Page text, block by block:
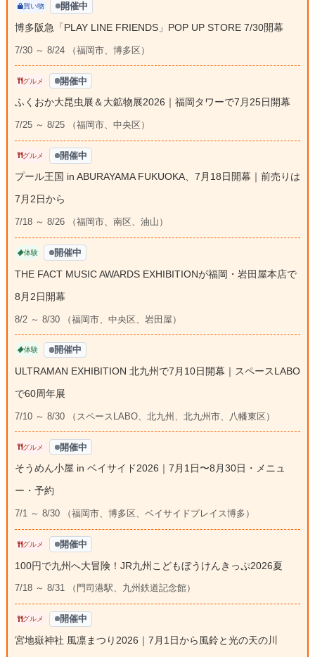
買い物 開催中
博多阪急「PLAY LINE FRIENDS」POP UP STORE 7/30開幕
7/30 ～ 8/24 （福岡市、博多区）
グルメ 開催中
ふくおか大昆虫展＆大鉱物展2026｜福岡タワーで7月25日開幕
7/25 ～ 8/25 （福岡市、中央区）
グルメ 開催中
プール王国 in ABURAYAMA FUKUOKA、7月18日開幕｜前売りは
7月2日から
7/18 ～ 8/26 （福岡市、南区、油山）
体験 開催中
THE FACT MUSIC AWARDS EXHIBITIONが福岡・岩田屋本店で
8月2日開幕
8/2 ～ 8/30 （福岡市、中央区、岩田屋）
体験 開催中
ULTRAMAN EXHIBITION 北九州で7月10日開幕｜スペースLABO
で60周年展
7/10 ～ 8/30 （スペースLABO、北九州、北九州市、八幡東区）
グルメ 開催中
そうめん小屋 in ベイサイド2026｜7月1日〜8月30日・メニュ
ー・予約
7/1 ～ 8/30 （福岡市、博多区、ベイサイドプレイス博多）
グルメ 開催中
100円で九州へ大冒険！JR九州こどもぼうけんきっぷ2026夏
7/18 ～ 8/31 （門司港駅、九州鉄道記念館）
グルメ 開催中
宮地嶽神社 風凛まつり2026｜7月1日から風鈴と光の天の川